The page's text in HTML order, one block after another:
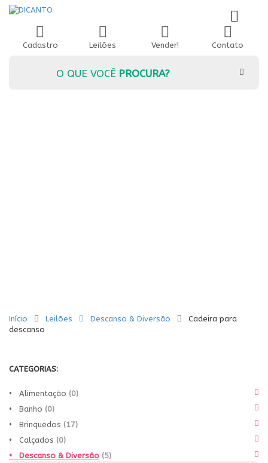
Cadastro Leilões Vender! Contato
O QUE VOCÊ PROCURA?
Início Leilões Descanso & Diversão
Cadeira para
descanso
CATEGORIAS:
• Alimentação (0)
• Banho (0)
• Brinquedos (17)
• Calçados (0)
• Descanso & Diversão (5)